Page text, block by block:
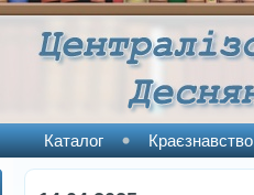
Каталог Краєзнавство